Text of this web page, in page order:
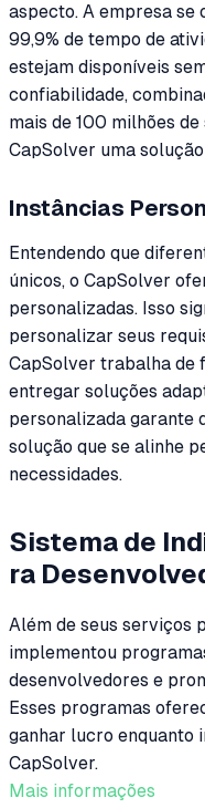
aspecto. A empresa se
99,9% de tempo de
estejam disponíveis
confiabilidade,
mais de 100 milhões
CapSolver uma
Instâncias
Entendendo que
únicos, o CapSolver
personalizadas. Isso
personalizar seus
CapSolver trabalha de
entregar soluções
personalizada garante
solução que se alinhe
necessidades.
Sistema de
ra
Além de seus serviços
implementou
desenvolvedores e
Esses programas
ganhar lucro enquanto
CapSolver.
Mais informações